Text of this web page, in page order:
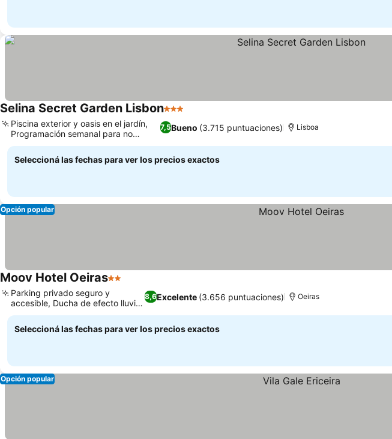
Selina Secret Garden Lisbon3 Estrellas
7,5Bueno (3.715 puntuaciones)
Piscina exterior y oasis en el jardín,
Programación semanal para no
aburrirte
Lisboa
Seleccioná las fechas para ver los precios exactos
Opción popular
Moov Hotel Oeiras2 Estrellas
8,6Excelente (3.656 puntuaciones)
Parking privado seguro y
accesible, Ducha de efecto lluvia
moderna
Oeiras
Seleccioná las fechas para ver los precios exactos
Opción popular